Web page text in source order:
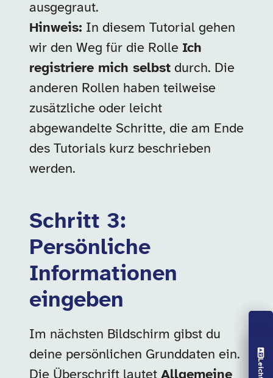
ausgegraut.
Hinweis: In diesem Tutorial gehen
wir den Weg für die Rolle Ich
registriere mich selbst durch. Die
anderen Rollen haben teilweise
zusätzliche oder leicht
abgewandelte Schritte, die am Ende
des Tutorials kurz beschrieben
werden.
Schritt 3:
Persönliche
Informationen
eingeben
Im nächsten Bildschirm gibst du
deine persönlichen Grunddaten ein.
Die Überschrift lautet Allgemeine